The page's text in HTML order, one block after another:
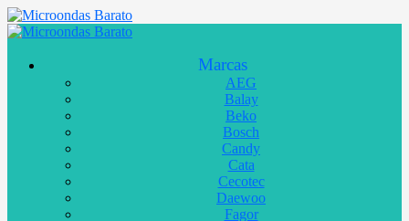
Marcas
AEG
Balay
Beko
Bosch
Candy
Cata
Cecotec
Daewoo
Fagor